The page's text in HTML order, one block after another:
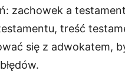
zachowek a
treść
się z adwokatem,